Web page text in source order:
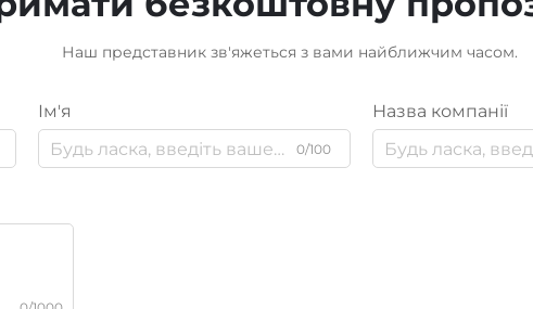
Наш представник зв'яжеться з вами найближчим часом.
Ім'я
0/100
Назва компанії